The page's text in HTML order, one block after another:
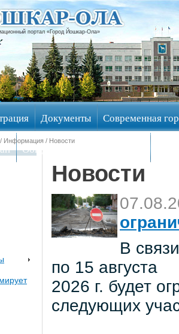
портал «Город Йошкар-Ола»
Документы Современная
Общественные обсуждения
/ Информация / Новости
Новости
В
по 15 августа
2026 г. будет
следующих